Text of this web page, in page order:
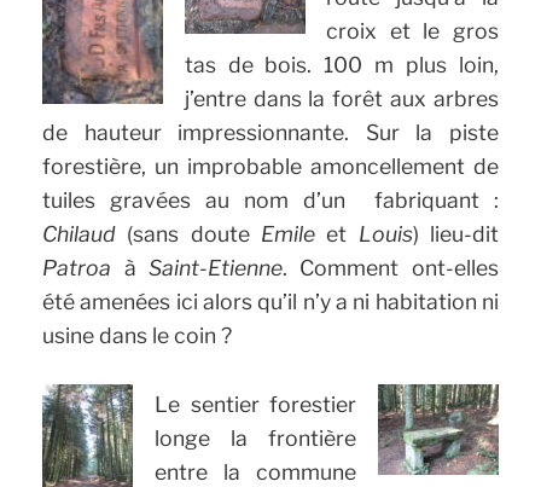
croix et le gros
tas de bois. 100 m plus loin,
j’entre dans la forêt aux arbres
de hauteur impressionnante. Sur la piste
forestière, un improbable amoncellement de
tuiles gravées au nom d’un fabriquant :
Chilaud (sans doute Emile et Louis) lieu-dit
Patroa à Saint-Etienne. Comment ont-elles
été amenées ici alors qu’il n’y a ni habitation ni
usine dans le coin ?
Le sentier forestier
longe la frontière
entre la commune